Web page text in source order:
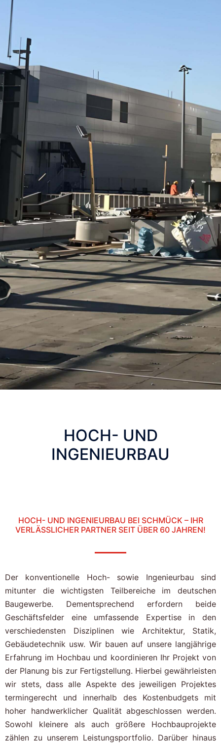
HOCH- UND
INGENIEURBAU
HOCH- UND INGENIEURBAU BEI SCHMÜCK – IHR
VERLÄSSLICHER PARTNER SEIT ÜBER 60 JAHREN!
Der konventionelle Hoch- sowie Ingenieurbau sind
mitunter die wichtigsten Teilbereiche im deutschen
Baugewerbe. Dementsprechend erfordern beide
Geschäftsfelder eine umfassende Expertise in den
verschiedensten Disziplinen wie Architektur, Statik,
Gebäudetechnik usw. Wir bauen auf unsere langjährige
Erfahrung im Hochbau und koordinieren Ihr Projekt von
der Planung bis zur Fertigstellung. Hierbei gewährleisten
wir stets, dass alle Aspekte des jeweiligen Projektes
termingerecht und innerhalb des Kostenbudgets mit
hoher handwerklicher Qualität abgeschlossen werden.
Sowohl kleinere als auch größere Hochbauprojekte
zählen zu unserem Leistungsportfolio. Darüber hinaus